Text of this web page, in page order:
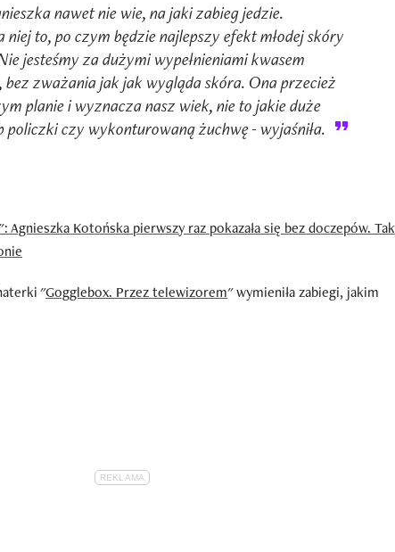
nawet nie wie, na jaki zabieg jedzie.
to, po czym będzie najlepszy efekt młodej skóry
jesteśmy za dużymi wypełnieniami kwasem
zważania jak jak wygląda skóra. Ona przecież
planie i wyznacza nasz wiek, nie to jakie duże
policzki czy wykonturowaną żuchwę - wyjaśniła.
Agnieszka Kotońska pierwszy raz pokazała się bez doczepów. Tak
"Gogglebox. Przez telewizorem" wymieniła zabiegi, jakim